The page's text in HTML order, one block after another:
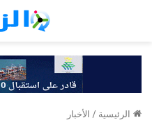
الرئيسية / الأخبار